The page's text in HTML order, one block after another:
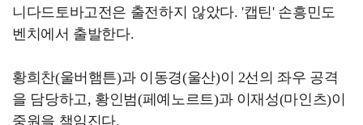
니다드토바고전은 출전하지 않았다. '캡틴' 손흥민도
벤치에서 출발한다.
황희찬(울버햄튼)과 이동경(울산)이 2선의 좌우 공격
을 담당하고, 황인범(페예노르트)과 이재성(마인츠)이
중원을 책임진다.